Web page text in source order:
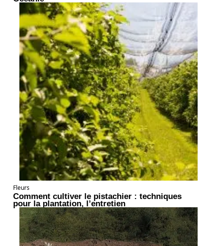
Fleurs
Comment cultiver le pistachier : techniques
pour la plantation, l’entretien